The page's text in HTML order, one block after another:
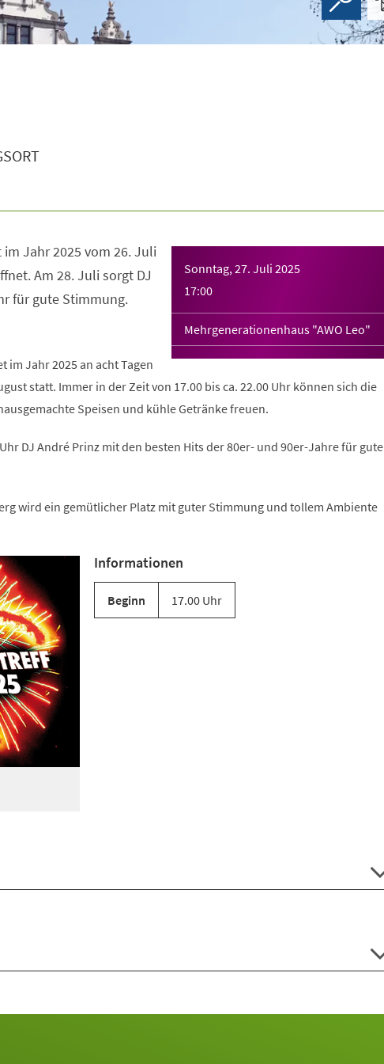
Sonntag, 27. Juli 2025
17:00
Mehrgenerationenhaus "AWO Leo"
im Jahr 2025 vom 26. Juli
Am 28. Juli sorgt DJ
für gute Stimmung.
im Jahr 2025 an acht Tagen
statt. Immer in der Zeit von 17.00 bis ca. 22.00 Uhr können sich die
Speisen und kühle Getränke freuen.
DJ André Prinz mit den besten Hits der 80er- und 90er-Jahre für gute
wird ein gemütlicher Platz mit guter Stimmung und tollem Ambiente
Informationen
Beginn 17.00 Uhr